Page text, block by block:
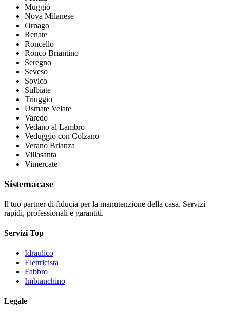
Muggiò
Nova Milanese
Ornago
Renate
Roncello
Ronco Briantino
Seregno
Seveso
Sovico
Sulbiate
Triuggio
Usmate Velate
Varedo
Vedano al Lambro
Veduggio con Colzano
Verano Brianza
Villasanta
Vimercate
Sistemacase
Il tuo partner di fiducia per la manutenzione della casa. Servizi
rapidi, professionali e garantiti.
Servizi Top
Idraulico
Elettricista
Fabbro
Imbianchino
Legale